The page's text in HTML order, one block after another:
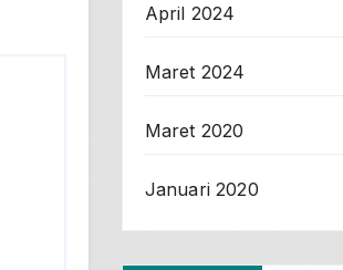
April 2024
Maret 2024
Maret 2020
Januari 2020